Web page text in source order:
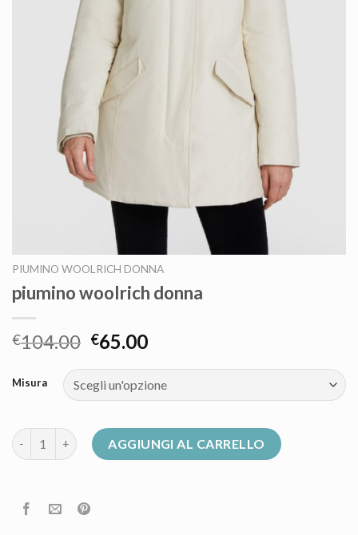
PIUMINO WOOLRICH DONNA
piumino woolrich donna
€104.00 €65.00
Misura
piumino woolrich donna quantitàAGGIUNGI AL CARRELLO